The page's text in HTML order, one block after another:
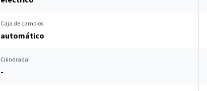
Caja de cambios
automático
Cilindrada
-